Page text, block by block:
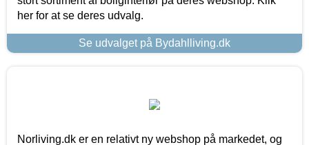
her for at se deres udvalg.
Se udvalget på Bydahlliving.dk
Norliving.dk er en relativt ny webshop på markedet, og